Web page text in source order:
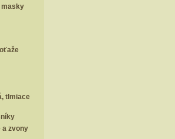
masky
tlmiace
a zvony